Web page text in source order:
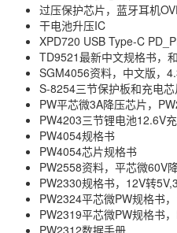
过压保护芯片，蓝牙耳机
干电池升压IC
XPD720 USB Type-C
TD9521最新中文规格书，
SGM4056资料，中文版，
S-8254三节保护板和充电
PW平芯微3A降压芯片，
PW4203三节锂电池12.6V
PW4054规格书
PW4054芯片规格书
PW2558资料，平芯微60V
PW2330规格书，12V转
PW2324平芯微PW规格书
PW2319平芯微PW规格书
PW2312数据手册